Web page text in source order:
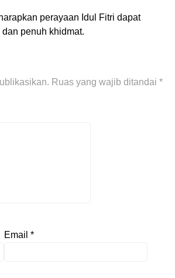
perayaan Idul Fitri dapat
penuh khidmat.
Ruas yang wajib ditandai *
Email *